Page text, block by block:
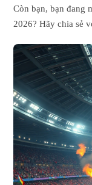
Còn bạn, bạn đang
2026? Hãy chia sẻ